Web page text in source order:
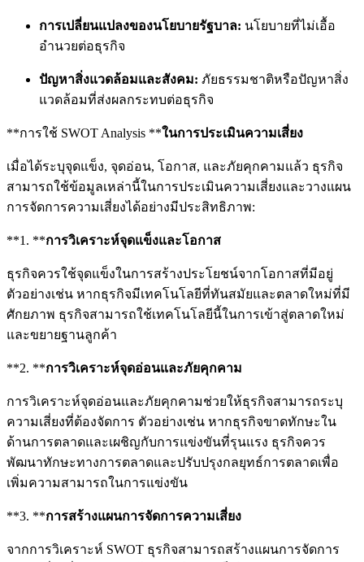
การเปลี่ยนแปลงของนโยบายรัฐบาล: นโยบายที่ไม่เอื้อ
อำนวยต่อธุรกิจ
ปัญหาสิ่งแวดล้อมและสังคม: ภัยธรรมชาติหรือปัญหาสิ่ง
แวดล้อมที่ส่งผลกระทบต่อธุรกิจ
**การใช้ SWOT Analysis **ในการประเมินความเสี่ยง
เมื่อได้ระบุจุดแข็ง, จุดอ่อน, โอกาส, และภัยคุกคามแล้ว ธุรกิจ
สามารถใช้ข้อมูลเหล่านี้ในการประเมินความเสี่ยงและวางแผน
การจัดการความเสี่ยงได้อย่างมีประสิทธิภาพ:
**1. **การวิเคราะห์จุดแข็งและโอกาส
ธุรกิจควรใช้จุดแข็งในการสร้างประโยชน์จากโอกาสที่มีอยู่
ตัวอย่างเช่น หากธุรกิจมีเทคโนโลยีที่ทันสมัยและตลาดใหม่ที่มี
ศักยภาพ ธุรกิจสามารถใช้เทคโนโลยีนี้ในการเข้าสู่ตลาดใหม่
และขยายฐานลูกค้า
**2. **การวิเคราะห์จุดอ่อนและภัยคุกคาม
การวิเคราะห์จุดอ่อนและภัยคุกคามช่วยให้ธุรกิจสามารถระบุ
ความเสี่ยงที่ต้องจัดการ ตัวอย่างเช่น หากธุรกิจขาดทักษะใน
ด้านการตลาดและเผชิญกับการแข่งขันที่รุนแรง ธุรกิจควร
พัฒนาทักษะทางการตลาดและปรับปรุงกลยุทธ์การตลาดเพื่อ
เพิ่มความสามารถในการแข่งขัน
**3. **การสร้างแผนการจัดการความเสี่ยง
จากการวิเคราะห์ SWOT ธุรกิจสามารถสร้างแผนการจัดการ